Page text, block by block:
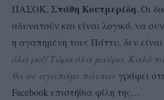
ΠΑΣΟΚ, Στάθη Κουτμερίδη. Οι
αδυνατούν και είναι λογικό, να
η αγαπημένη τους Πάττυ, δεν είναι
όλα ροζ/ Τώρα όλα μαύρα. Καλό
θα σε αγαπάμε πάντα» γράφει
Facebook επιστήθια φίλη της…